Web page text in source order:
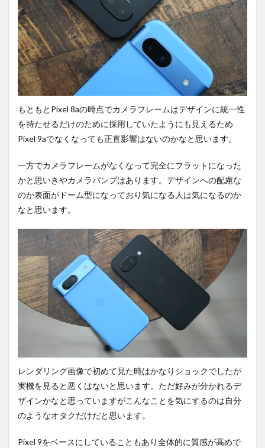
もともとPixel 8aの時点でカメラフレームはデザインに統一性
を持たせるだけのために採用していたようにも見えるため
Pixel 9aでなくなっても正直影響はないのかなと思います。
一方でカメラフレームがなくなって完全にフラットになった
かと思いきやカメラバンプはあります。デザインへの配慮な
のか表面がドーム型になっており気になる人は気になるのか
なと思います。
レンダリング画像で初めて見た時はかなりショックでしたが
実機を見ると悪くはないと思います。ただ好みが分かれるデ
ザインかなと思っていますがこんなことを気にするのは自分
のようなオタクだけだと思います。
Pixel 9をベースにしていることもあり全体的に質感が高めで